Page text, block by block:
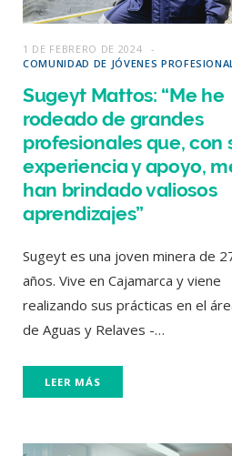
1 DE FEBRERO DE 2024
COMUNIDAD DE JÓVENES
Sugeyt Mattos: “Me he
rodeado de grandes
profesionales que, con
experiencia y apoyo,
han brindado valiosos
aprendizajes”
Sugeyt es una joven minera de
años. Vive en Cajamarca y viene
realizando sus prácticas en el
de Aguas y Relaves -…
LEER MÁS